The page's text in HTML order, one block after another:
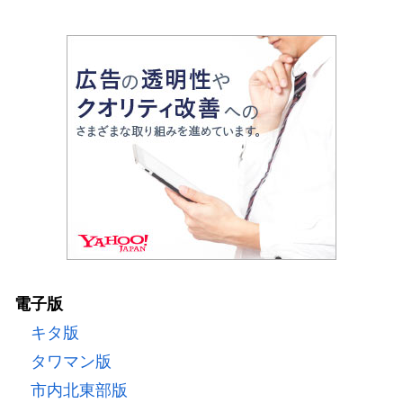
電子版
キタ版
タワマン版
市内北東部版